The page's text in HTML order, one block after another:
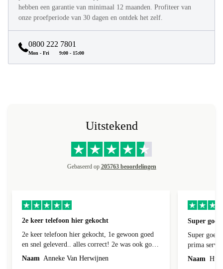
hebben een garantie van minimaal 12 maanden. Profiteer van
onze proefperiode van 30 dagen en ontdek het zelf.
0800 222 7801
Mon - Fri 9:00 - 15:00
Uitstekend
Gebaseerd op 205763 beoordelingen
2e keer telefoon hier gekocht
2e keer telefoon hier gekocht, 1e gewoon goed
en snel geleverd.. alles correct! 2e was ook goed
geleverd en alles erbij, 1e week bij foto's liep er
een streep doorheen! Kon ik terug sturen nadat
Naam Anneke Van Herwijnen
Super
Super
prima
Naam Hub